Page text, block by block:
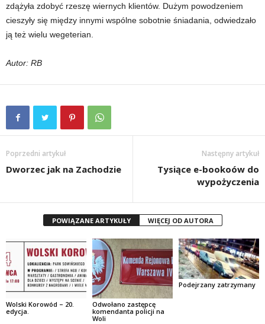
zdążyła zdobyć rzeszę wiernych klientów. Dużym powodzeniem
cieszyły się między innymi wspólne sobotnie śniadania, odwiedzało
ją też wielu wegeterian.
Autor: RB
Poprzedni artykuł
Dworzec jak na Zachodzie
Następny artykuł
Tysiące e-bookoów do
wypożyczenia
POWIĄZANE ARTYKUŁY WIĘCEJ OD AUTORA
Wolski Korowód – 20.
edycja.
Odwołano zastępcę
komendanta policji na
Woli
Podejrzany zatrzymany